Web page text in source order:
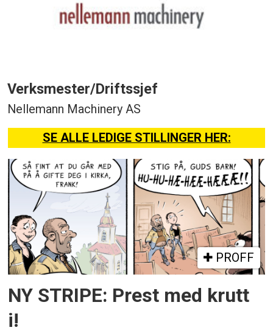
Verksmester/Driftssjef
Nellemann Machinery AS
SE ALLE LEDIGE STILLINGER HER:
PROFF
NY STRIPE: Prest med krutt
i!